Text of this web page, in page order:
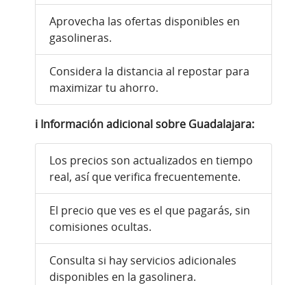
Aprovecha las ofertas disponibles en
gasolineras.
Considera la distancia al repostar para
maximizar tu ahorro.
ℹ️ Información adicional sobre Guadalajara:
Los precios son actualizados en tiempo
real, así que verifica frecuentemente.
El precio que ves es el que pagarás, sin
comisiones ocultas.
Consulta si hay servicios adicionales
disponibles en la gasolinera.